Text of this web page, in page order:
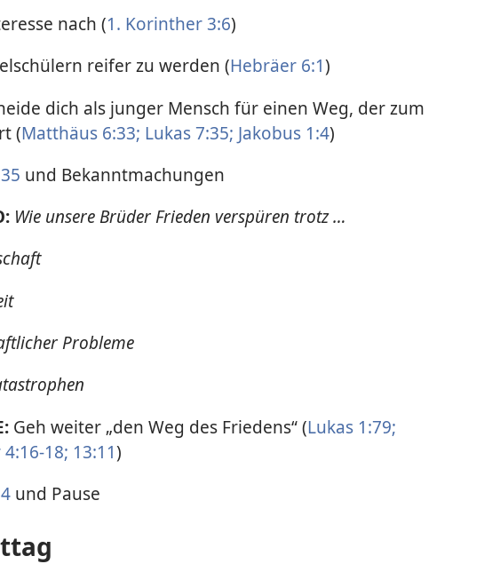
nach (1. Korinther 3:6)
reifer zu werden (Hebräer 6:1)
dich als junger Mensch für einen Weg, der zum
(Matthäus 6:33; Lukas 7:35; Jakobus 1:4)
und Bekanntmachungen
Wie unsere Brüder Frieden verspüren trotz …
Probleme
Geh weiter „den Weg des Friedens“ (Lukas 1:79;
18; 13:11)
und Pause